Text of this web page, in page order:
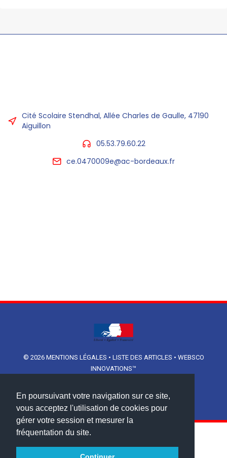
En poursuivant votre navigation sur ce site,
vous acceptez l'utilisation de cookies pour
gérer votre session et mesurer la
fréquentation du site.
Cité Scolaire Stendhal, Allée Charles de Gaulle, 47190
Aiguillon
05.53.79.60.22
ce.0470009e@ac-bordeaux.fr
© 2026 MENTIONS LÉGALES • LISTE DES ARTICLES • WEBSCO
INNOVATIONS™